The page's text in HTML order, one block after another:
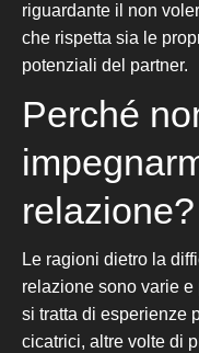
riguardante il non
che rispetta sia le
potenziali del partner.
Perché
relazione?
Le ragioni dietro la
relazione sono varie e
si tratta di esperienze
cicatrici, altre volte di